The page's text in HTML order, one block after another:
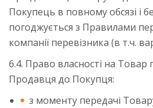
Покупець в повному обсязі і
погоджується з Правилами
компанії перевізника (в т.ч.
6.4. Право власності на Товар
Продавця до Покупця:
з моменту передачі